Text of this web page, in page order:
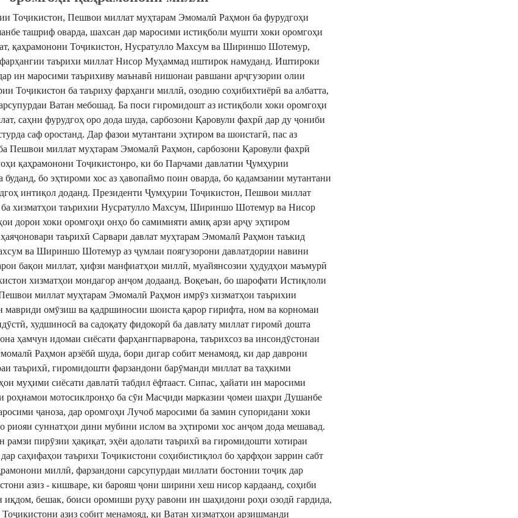
Тоҷикистон, Пешвои миллат муҳтарам Эмомалӣ Раҳмон ба фурудгоҳи
ташриф оварда, шахсан дар маросими истиқболи мушти хоки оромгоҳи
қаҳрамонони Тоҷикистон, Нусратулло Махсум ва Шириншо Шотемур,
таърихи миллат Нисор Муҳаммад иштирок намуданд. Иштироки
ин маросими таърихиву маънавӣ нишонаи равшани арҷгузории олии
Тоҷикистон ба таъриху фарҳанги миллӣ, озодию соҳибихтиёрӣ ва албатта,
Ватан мебошад. Ба поси гиромидошт аз истиқболи хоки оромгоҳи
саҳни фурудгоҳ оро дода шуда, сарбозони Қаровули фахрӣ дар ду ҷониби
саф оростанд. Дар фазои мутантани эҳтиром ва шоистагӣ, пас аз
Пешвои миллат муҳтарам Эмомалӣ Раҳмон, сарбозони Қаровули фахрӣ
қаҳрамонони Тоҷикистонро, ки бо Парчами давлатии Ҷумҳурии
бо эҳтироми хос аз ҳавопаймо поин оварда, бо қадамзании мутантани
интиқол доданд. Президенти Ҷумҳурии Тоҷикистон, Пешвои миллат
хизматҳои таърихии Нусратулло Махсум, Шириншо Шотемур ва Нисор
дорои хоки оромгоҳи онҳо бо самимияти амиқ арзи арҷу эҳтиром
таърихӣ Сарвари давлат муҳтарам Эмомалӣ Раҳмон таъкид
ва Шириншо Шотемур аз ҷумлаи поягузорони давлатдории навини
бақои миллат, ҳифзи манфиатҳои миллӣ, муайянсозии ҳудудҳои маъмурӣ
хизматҳои мондагор анҷом додаанд. Воқеъан, бо шарофати Истиқлоли
Пешвои миллат муҳтарам Эмомалӣ Раҳмон имрӯз хизматҳои таърихии
мавриди омӯзиш ва қадршиносии шоиста қарор гирифта, ном ва корномаи
худшиносӣ ва садоқату фидокорӣ ба давлату миллат гиромӣ дошта
ҳамчун идомаи сиёсати фарҳангпарварона, таърихсоз ва инсондӯстонаи
Раҳмон арзёбӣ шуда, бори дигар собит менамояд, ки дар даврони
таърихӣ, гиромидошти фарзандони барӯманди миллат ва таҳкими
муҳими сиёсати давлатӣ табдил ёфтааст. Сипас, ҳайати ин маросими
роҳнамои мотосиклронҳо ба сӯи Масҷиди марказии ҷомеи шаҳри Душанбе
ҷаноза, дар оромгоҳи Лучоб маросими ба замин супоридани хоки
риояи суннатҳои дини мубини ислом ва эҳтироми хос анҷом дода мешавад.
пирӯзии ҳақиқат, эҳёи адолати таърихӣ ва гиромидошти хотираи
саҳифаҳои таърихи Тоҷикистони соҳибистиқлол бо ҳарфҳои заррин сабт
миллӣ, фарзандони сарсупурдаи миллати бостонии тоҷик дар
азиз - кишваре, ки барояш ҷони ширини хеш нисор кардаанд, соҳиби
бешак, боиси оромиши руҳу равони ин шаҳидони роҳи озодӣ гардида,
азиз собит менамояд, ки Ватан хизматҳои арзишманди